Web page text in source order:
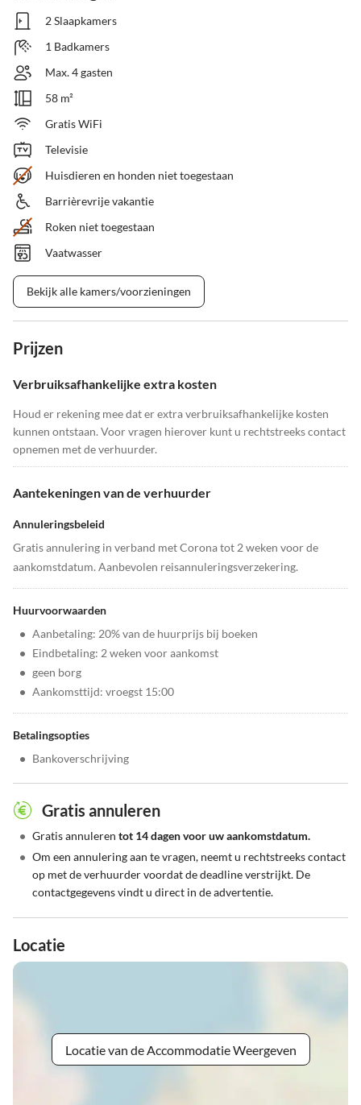
2 Slaapkamers
1 Badkamers
Max. 4 gasten
58 m²
Gratis WiFi
Televisie
Huisdieren en honden niet toegestaan
Barrièrevrije vakantie
Roken niet toegestaan
Vaatwasser
Bekijk alle kamers/voorzieningen
Prijzen
Verbruiksafhankelijke extra kosten
Houd er rekening mee dat er extra verbruiksafhankelijke kosten
kunnen ontstaan. Voor vragen hierover kunt u rechtstreeks contact
opnemen met de verhuurder.
Aantekeningen van de verhuurder
Annuleringsbeleid
Gratis annulering in verband met Corona tot 2 weken voor de
aankomstdatum. Aanbevolen reisannuleringsverzekering.
Huurvoorwaarden
• Aanbetaling: 20% van de huurprijs bij boeken
• Eindbetaling: 2 weken voor aankomst
• geen borg
• Aankomsttijd: vroegst 15:00
Betalingsopties
• Bankoverschrijving
Gratis annuleren
• Gratis annuleren tot 14 dagen voor uw aankomstdatum.
• Om een annulering aan te vragen, neemt u rechtstreeks contact
op met de verhuurder voordat de deadline verstrijkt. De
contactgegevens vindt u direct in de advertentie.
Locatie
Locatie van de Accommodatie Weergeven